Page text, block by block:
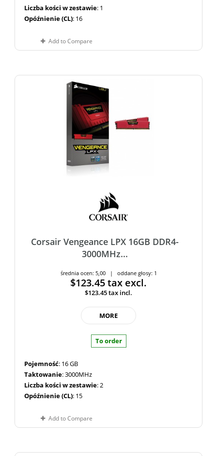
Liczba kości w zestawie: 1
Opóźnienie (CL): 16
Add to Compare
Corsair Vengeance LPX 16GB DDR4-
3000MHz...
średnia ocen: 5,00 | oddane głosy: 1
$123.45tax excl.
$123.45tax incl.
MORE
To order
Pojemność: 16 GB
Taktowanie: 3000MHz
Liczba kości w zestawie: 2
Opóźnienie (CL): 15
Add to Compare